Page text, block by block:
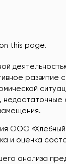
this page.
развитие
ООО
и оценка
анализа